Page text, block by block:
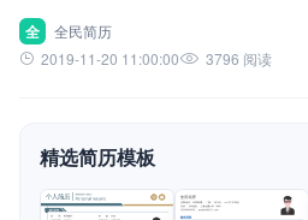
AI 优化简历
AI 翻译简历
AI 模拟面试
面试自我介绍
全
全民简历
2019-11-20 11:00:00
3796 阅读
精选简历模板